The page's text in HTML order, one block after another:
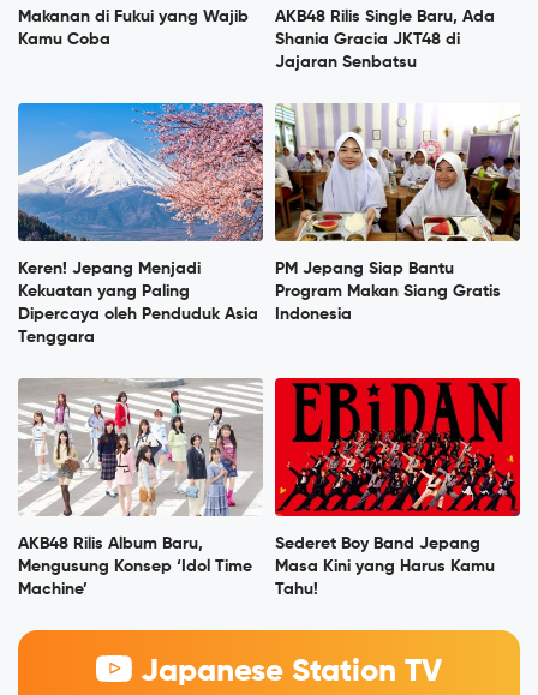
Makanan di Fukui yang Wajib
Kamu Coba
AKB48 Rilis Single Baru, Ada
Shania Gracia JKT48 di
Jajaran Senbatsu
Keren! Jepang Menjadi
Kekuatan yang Paling
Dipercaya oleh Penduduk Asia
Tenggara
PM Jepang Siap Bantu
Program Makan Siang Gratis
Indonesia
AKB48 Rilis Album Baru,
Mengusung Konsep ‘Idol Time
Machine’
Sederet Boy Band Jepang
Masa Kini yang Harus Kamu
Tahu!
Japanese Station TV